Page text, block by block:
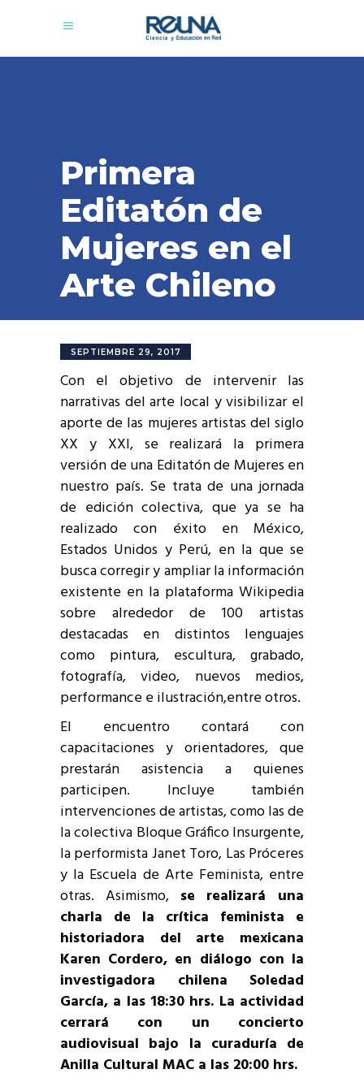
Primera
Editatón de
Mujeres en el
Arte Chileno
SEPTIEMBRE 29, 2017
Con el objetivo de intervenir las
narrativas del arte local y visibilizar el
aporte de las mujeres artistas del siglo
XX y XXI, se realizará la primera
versión de una Editatón de Mujeres en
nuestro país. Se trata de una jornada
de edición colectiva, que ya se ha
realizado con éxito en México,
Estados Unidos y Perú, en la que se
busca corregir y ampliar la información
existente en la plataforma Wikipedia
sobre alrededor de 100 artistas
destacadas en distintos lenguajes
como pintura, escultura, grabado,
fotografía, video, nuevos medios,
performance e ilustración,entre otros.
El encuentro contará con
capacitaciones y orientadores, que
prestarán asistencia a quienes
participen. Incluye también
intervenciones de artistas, como las de
la colectiva Bloque Gráfico Insurgente,
la performista Janet Toro, Las Próceres
y la Escuela de Arte Feminista, entre
otras. Asimismo, se realizará una
charla de la crítica feminista e
historiadora del arte mexicana
Karen Cordero, en diálogo con la
investigadora chilena Soledad
García, a las 18:30 hrs. La actividad
cerrará con un concierto
audiovisual bajo la curaduría de
Anilla Cultural MAC a las 20:00 hrs.